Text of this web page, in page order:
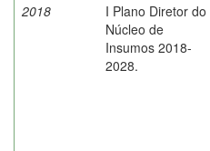
2018
I Plano Diretor do
Núcleo de
Insumos 2018-
2028.